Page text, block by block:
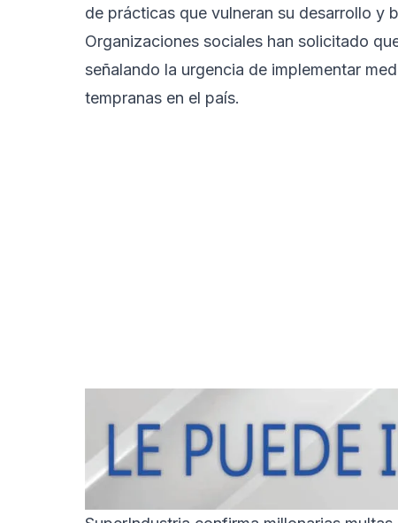
de prácticas que vulneran su desarrollo y
Organizaciones sociales han solicitado
señalando la urgencia de implementar
tempranas en el país.